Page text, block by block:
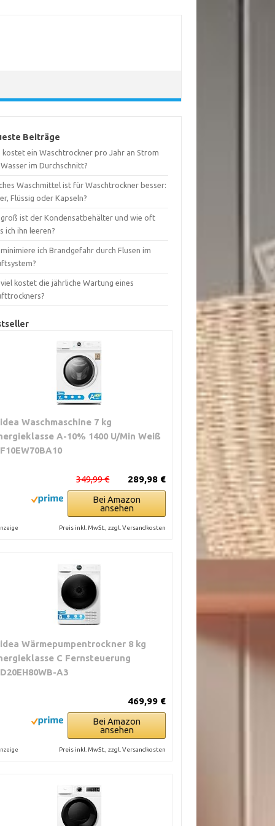
Beiträge
kostet ein Waschtrockner pro Jahr an Strom
im Durchschnitt?
Waschmittel ist für Waschtrockner besser:
Flüssig oder Kapseln?
groß ist der Kondensatbehälter und wie oft
ich ihn leeren?
ich Brandgefahr durch Flusen im
kostet die jährliche Wartung eines
Waschmaschine 7 kg
A-10% 1400 U/Min Weiß
289,98 €
349,99 €
Bei Amazon
ansehen
Preis inkl. MwSt., zzgl. Versandkosten
Wärmepumpentrockner 8 kg
C Fernsteuerung
A3
469,99 €
Bei Amazon
ansehen
Preis inkl. MwSt., zzgl. Versandkosten